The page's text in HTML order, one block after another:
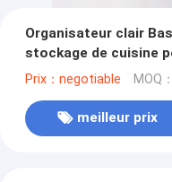
Organisateur clair
stockage de cuisine
Prix：negotiable MOQ
meilleur prix